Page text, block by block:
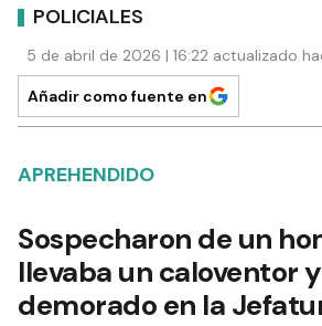
POLICIALES
5 de abril de 2026 | 16:22 actualizado
Añadir como fuente en
APREHENDIDO
Sospecharon de un
llevaba un caloventor
demorado en la